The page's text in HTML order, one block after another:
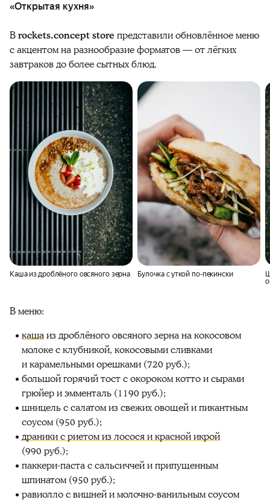
«Открытая кухня»
Вrockets.concept store представили обновлённое меню
с акцентом на разнообразие форматов — от лёгких
завтраков до более сытных блюд.
Каша из дроблёного овсяного зерна Булочка с уткой по-пекински
В меню:
кашаиз дроблёного овсяного зерна на кокосовом
молоке с клубникой, кокосовыми сливками
и карамельными орешками (720 руб.);
большой горячий тост с окороком котто и сырами
грюйер и эмменталь (1190 руб.);
шницель с салатом из свежих овощей и пикантным
соусом (950 руб.);
драники с риетом из лосося и красной икрой
(990 руб.);
паккери-паста с сальсиччей и припущенным
шпинатом (950 руб.);
равиолло с вишней и молочно-ванильным соусом